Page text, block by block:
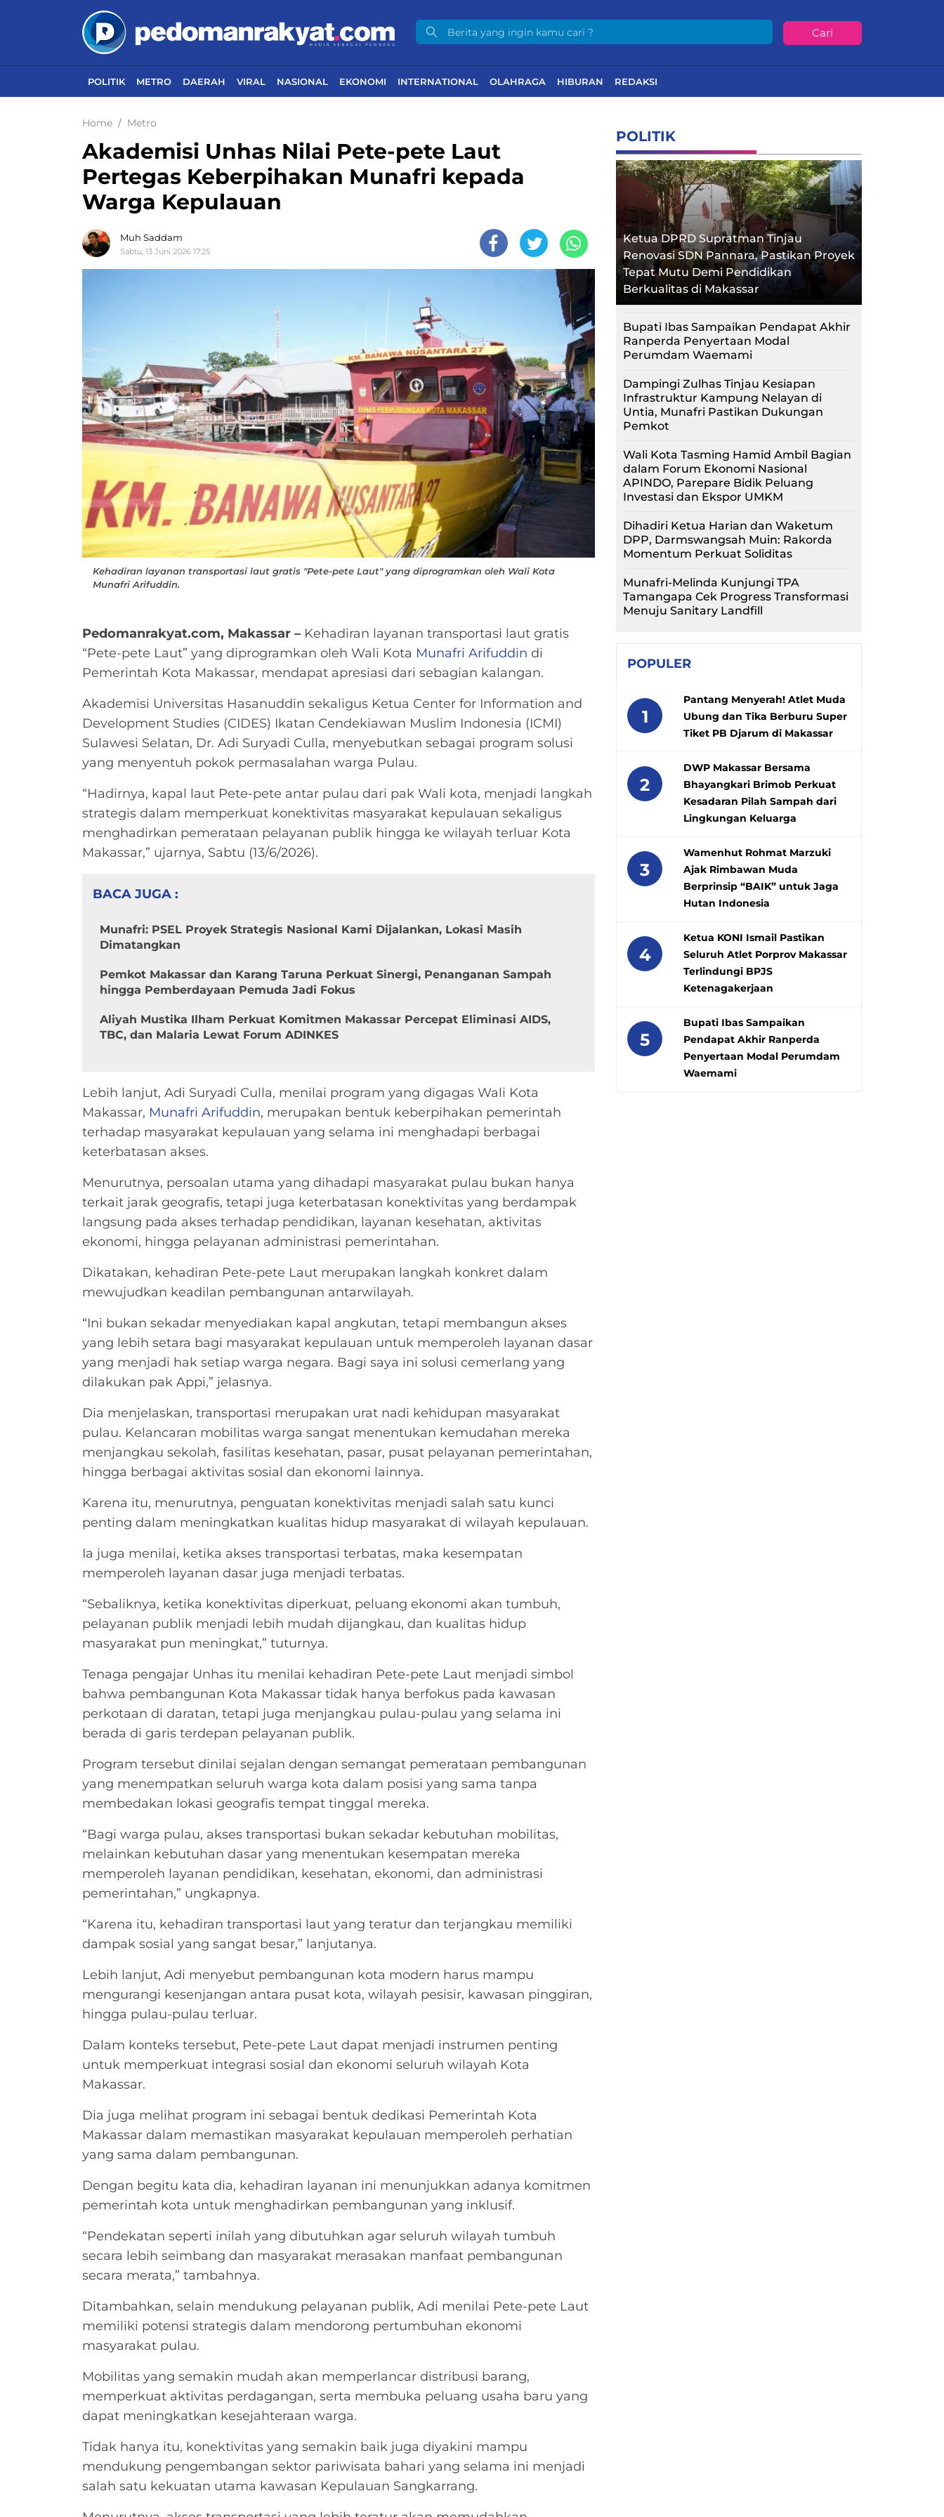
Cari
POLITIK METRO DAERAH VIRAL NASIONAL EKONOMI INTERNATIONAL OLAHRAGA HIBURAN REDAKSI
Home Metro
Akademisi Unhas Nilai Pete-pete Laut
Pertegas Keberpihakan Munafri kepada
Warga Kepulauan
Muh Saddam
Sabtu, 13 Juni 2026 17:25
Kehadiran layanan transportasi laut gratis "Pete-pete Laut" yang diprogramkan oleh Wali Kota
Munafri Arifuddin.
Pedomanrakyat.com, Makassar – Kehadiran layanan transportasi laut gratis
“Pete-pete Laut” yang diprogramkan oleh Wali Kota Munafri Arifuddin di
Pemerintah Kota Makassar, mendapat apresiasi dari sebagian kalangan.
Akademisi Universitas Hasanuddin sekaligus Ketua Center for Information and
Development Studies (CIDES) Ikatan Cendekiawan Muslim Indonesia (ICMI)
Sulawesi Selatan, Dr. Adi Suryadi Culla, menyebutkan sebagai program solusi
yang menyentuh pokok permasalahan warga Pulau.
“Hadirnya, kapal laut Pete-pete antar pulau dari pak Wali kota, menjadi langkah
strategis dalam memperkuat konektivitas masyarakat kepulauan sekaligus
menghadirkan pemerataan pelayanan publik hingga ke wilayah terluar Kota
Makassar,” ujarnya, Sabtu (13/6/2026).
BACA JUGA :
Munafri: PSEL Proyek Strategis Nasional Kami Dijalankan, Lokasi Masih
Dimatangkan
Pemkot Makassar dan Karang Taruna Perkuat Sinergi, Penanganan Sampah
hingga Pemberdayaan Pemuda Jadi Fokus
Aliyah Mustika Ilham Perkuat Komitmen Makassar Percepat Eliminasi AIDS,
TBC, dan Malaria Lewat Forum ADINKES
Lebih lanjut, Adi Suryadi Culla, menilai program yang digagas Wali Kota
Makassar, Munafri Arifuddin, merupakan bentuk keberpihakan pemerintah
terhadap masyarakat kepulauan yang selama ini menghadapi berbagai
keterbatasan akses.
Menurutnya, persoalan utama yang dihadapi masyarakat pulau bukan hanya
terkait jarak geografis, tetapi juga keterbatasan konektivitas yang berdampak
langsung pada akses terhadap pendidikan, layanan kesehatan, aktivitas
ekonomi, hingga pelayanan administrasi pemerintahan.
Dikatakan, kehadiran Pete-pete Laut merupakan langkah konkret dalam
mewujudkan keadilan pembangunan antarwilayah.
“Ini bukan sekadar menyediakan kapal angkutan, tetapi membangun akses
yang lebih setara bagi masyarakat kepulauan untuk memperoleh layanan dasar
yang menjadi hak setiap warga negara. Bagi saya ini solusi cemerlang yang
dilakukan pak Appi,” jelasnya.
Dia menjelaskan, transportasi merupakan urat nadi kehidupan masyarakat
pulau. Kelancaran mobilitas warga sangat menentukan kemudahan mereka
menjangkau sekolah, fasilitas kesehatan, pasar, pusat pelayanan pemerintahan,
hingga berbagai aktivitas sosial dan ekonomi lainnya.
Karena itu, menurutnya, penguatan konektivitas menjadi salah satu kunci
penting dalam meningkatkan kualitas hidup masyarakat di wilayah kepulauan.
Ia juga menilai, ketika akses transportasi terbatas, maka kesempatan
memperoleh layanan dasar juga menjadi terbatas.
“Sebaliknya, ketika konektivitas diperkuat, peluang ekonomi akan tumbuh,
pelayanan publik menjadi lebih mudah dijangkau, dan kualitas hidup
masyarakat pun meningkat,” tuturnya.
Tenaga pengajar Unhas itu menilai kehadiran Pete-pete Laut menjadi simbol
bahwa pembangunan Kota Makassar tidak hanya berfokus pada kawasan
perkotaan di daratan, tetapi juga menjangkau pulau-pulau yang selama ini
berada di garis terdepan pelayanan publik.
Program tersebut dinilai sejalan dengan semangat pemerataan pembangunan
yang menempatkan seluruh warga kota dalam posisi yang sama tanpa
membedakan lokasi geografis tempat tinggal mereka.
“Bagi warga pulau, akses transportasi bukan sekadar kebutuhan mobilitas,
melainkan kebutuhan dasar yang menentukan kesempatan mereka
memperoleh layanan pendidikan, kesehatan, ekonomi, dan administrasi
pemerintahan,” ungkapnya.
“Karena itu, kehadiran transportasi laut yang teratur dan terjangkau memiliki
dampak sosial yang sangat besar,” lanjutanya.
Lebih lanjut, Adi menyebut pembangunan kota modern harus mampu
mengurangi kesenjangan antara pusat kota, wilayah pesisir, kawasan pinggiran,
hingga pulau-pulau terluar.
Dalam konteks tersebut, Pete-pete Laut dapat menjadi instrumen penting
untuk memperkuat integrasi sosial dan ekonomi seluruh wilayah Kota
Makassar.
Dia juga melihat program ini sebagai bentuk dedikasi Pemerintah Kota
Makassar dalam memastikan masyarakat kepulauan memperoleh perhatian
yang sama dalam pembangunan.
Dengan begitu kata dia, kehadiran layanan ini menunjukkan adanya komitmen
pemerintah kota untuk menghadirkan pembangunan yang inklusif.
“Pendekatan seperti inilah yang dibutuhkan agar seluruh wilayah tumbuh
secara lebih seimbang dan masyarakat merasakan manfaat pembangunan
secara merata,” tambahnya.
Ditambahkan, selain mendukung pelayanan publik, Adi menilai Pete-pete Laut
memiliki potensi strategis dalam mendorong pertumbuhan ekonomi
masyarakat pulau.
Mobilitas yang semakin mudah akan memperlancar distribusi barang,
memperkuat aktivitas perdagangan, serta membuka peluang usaha baru yang
dapat meningkatkan kesejahteraan warga.
Tidak hanya itu, konektivitas yang semakin baik juga diyakini mampu
mendukung pengembangan sektor pariwisata bahari yang selama ini menjadi
salah satu kekuatan utama kawasan Kepulauan Sangkarrang.
POLITIK
Ketua DPRD Supratman Tinjau
Renovasi SDN Pannara, Pastikan Proyek
Tepat Mutu Demi Pendidikan
Berkualitas di Makassar
Bupati Ibas Sampaikan Pendapat Akhir
Ranperda Penyertaan Modal
Perumdam Waemami
Dampingi Zulhas Tinjau Kesiapan
Infrastruktur Kampung Nelayan di
Untia, Munafri Pastikan Dukungan
Pemkot
Wali Kota Tasming Hamid Ambil Bagian
dalam Forum Ekonomi Nasional
APINDO, Parepare Bidik Peluang
Investasi dan Ekspor UMKM
Dihadiri Ketua Harian dan Waketum
DPP, Darmswangsah Muin: Rakorda
Momentum Perkuat Soliditas
Munafri-Melinda Kunjungi TPA
Tamangapa Cek Progress Transformasi
Menuju Sanitary Landfill
POPULER
1
Pantang Menyerah! Atlet Muda
Ubung dan Tika Berburu Super
Tiket PB Djarum di Makassar
2
DWP Makassar Bersama
Bhayangkari Brimob Perkuat
Kesadaran Pilah Sampah dari
Lingkungan Keluarga
3
Wamenhut Rohmat Marzuki
Ajak Rimbawan Muda
Berprinsip “BAIK” untuk Jaga
Hutan Indonesia
4
Ketua KONI Ismail Pastikan
Seluruh Atlet Porprov Makassar
Terlindungi BPJS
Ketenagakerjaan
5
Bupati Ibas Sampaikan
Pendapat Akhir Ranperda
Penyertaan Modal Perumdam
Waemami